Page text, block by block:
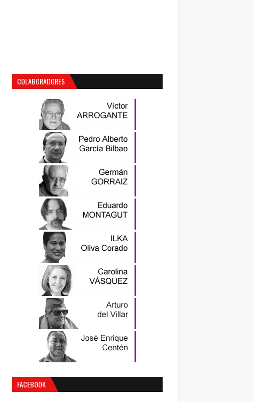
COLABORADORES
FACEBOOK